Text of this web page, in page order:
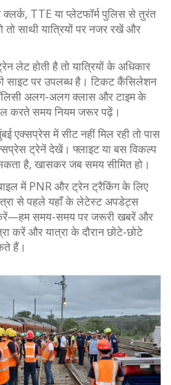
TTE या प्लेटफॉर्म पुलिस से तुरंत
तो साथी यात्रियों पर नजर रखें और
लेट होती है तो यात्रियों के अधिकार
साइट पर उपलब्ध है। टिकट कैंसिलेशन
अलग-अलग क्लास और टाइम के
करते समय नियम जरूर पढ़ें।
एक्सप्रेस में सीट नहीं मिल रही तो पास
ट्रेनें देखें। फ्लाइट या बस विकल्प
है, खासकर जब समय सीमित हो।
में PNR और ट्रेन ट्रैकिंग के लिए
से पहले यहाँ के लेटेस्ट अपडेट्स
समय-समय पर जरूरी खबरें और
करें और यात्रा के दौरान छोटे-छोटे
हैं।